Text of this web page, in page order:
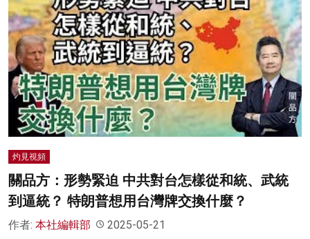
灼見視頻
關品方：形勢緊迫 中共對台怎樣從和統、武統
到逼統？ 特朗普想用台灣牌交換什麼？
作者: 本社編輯部 2025-05-21